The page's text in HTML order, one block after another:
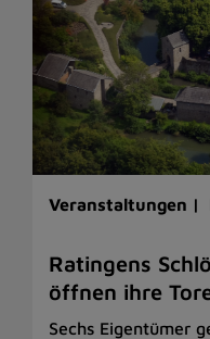
Veranstaltungen |
Ratingens
öffnen ihre
Sechs Eigentümer